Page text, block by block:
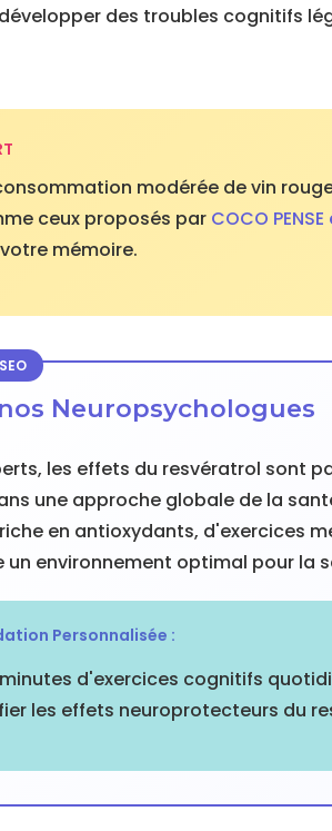
des troubles cognitifs
modérée de vin
ceux proposés par COCO
mémoire.
Neuropsychologues
les effets du resvératrol sont
une approche globale de la
en antioxydants, d'exercices
un environnement optimal pour la
Personnalisée :
minutes d'exercices cognitifs
les effets neuroprotecteurs du